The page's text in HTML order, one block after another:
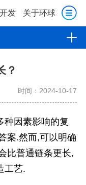
发 关于环球
？
时间：2024-10-17
种因素影响的复
案.然而,可以明确
比普通链条更长,
工艺.